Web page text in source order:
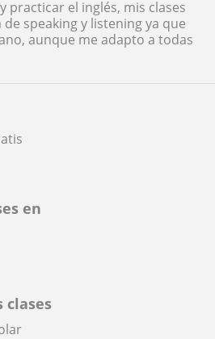
en
clases
practicar el inglés, mis clases
speaking y listening ya que
aunque me adapto a todas